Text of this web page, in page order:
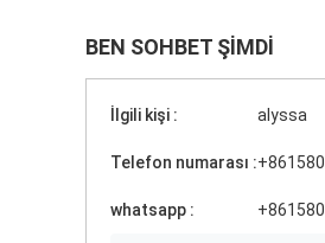
BEN SOHBET ŞIMDI
İlgili kişi : alyssa
Telefon numarası :
whatsapp :